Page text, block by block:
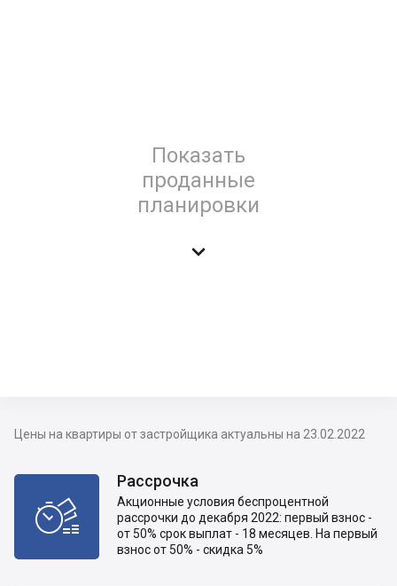
Показать
проданные
планировки

Цены на квартиры от застройщика актуальны на 23.02.2022

Рассрочка
Акционные условия беспроцентной
рассрочки до декабря 2022: первый взнос -
от 50% срок выплат - 18 месяцев. На первый
взнос от 50% - скидка 5%